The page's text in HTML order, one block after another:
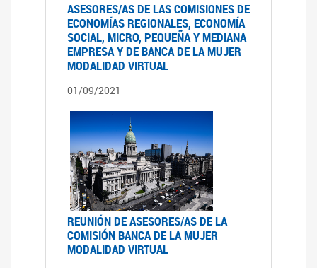
ASESORES/AS DE LAS COMISIONES DE
ECONOMÍAS REGIONALES, ECONOMÍA
SOCIAL, MICRO, PEQUEÑA Y MEDIANA
EMPRESA Y DE BANCA DE LA MUJER
MODALIDAD VIRTUAL
01/09/2021
REUNIÓN DE ASESORES/AS DE LA
COMISIÓN BANCA DE LA MUJER
MODALIDAD VIRTUAL